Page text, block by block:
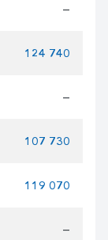
—
124 740
—
107 730
119 070
—